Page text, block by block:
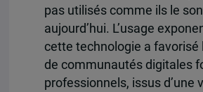
pas utilisés comme ils le
aujourd’hui. L’usage
cette technologie a favorisé
de communautés digitales
professionnels, issus d’une